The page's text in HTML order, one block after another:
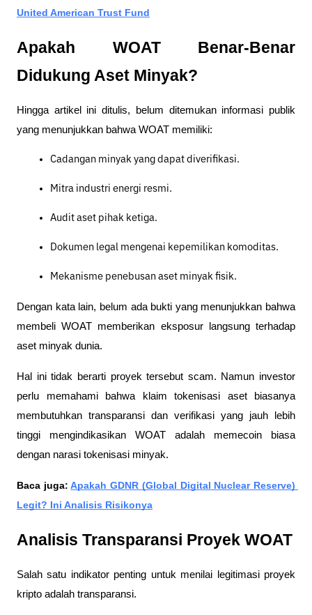
United American Trust Fund
Apakah WOAT Benar-Benar
Didukung Aset Minyak?
Hingga artikel ini ditulis, belum ditemukan informasi publik
yang menunjukkan bahwa WOAT memiliki:
Cadangan minyak yang dapat diverifikasi.
Mitra industri energi resmi.
Audit aset pihak ketiga.
Dokumen legal mengenai kepemilikan komoditas.
Mekanisme penebusan aset minyak fisik.
Dengan kata lain, belum ada bukti yang menunjukkan bahwa
membeli WOAT memberikan eksposur langsung terhadap
aset minyak dunia.
Hal ini tidak berarti proyek tersebut scam. Namun investor
perlu memahami bahwa klaim tokenisasi aset biasanya
membutuhkan transparansi dan verifikasi yang jauh lebih
tinggi mengindikasikan WOAT adalah memecoin biasa
dengan narasi tokenisasi minyak.
Baca juga: Apakah GDNR (Global Digital Nuclear Reserve)
Legit? Ini Analisis Risikonya
Analisis Transparansi Proyek WOAT
Salah satu indikator penting untuk menilai legitimasi proyek
kripto adalah transparansi.